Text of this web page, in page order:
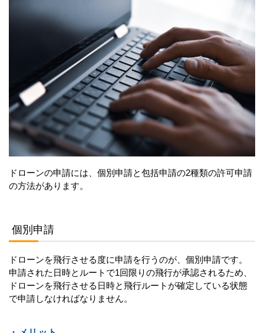
ドローンの申請には、個別申請と包括申請の2種類の許可申請
の方法があります。
個別申請
ドローンを飛行させる度に申請を行うのが、個別申請です。
申請された日時とルートで1回限りの飛行が承認されるため、
ドローンを飛行させる日時と飛行ルートが確定している状態
で申請しなければなりません。